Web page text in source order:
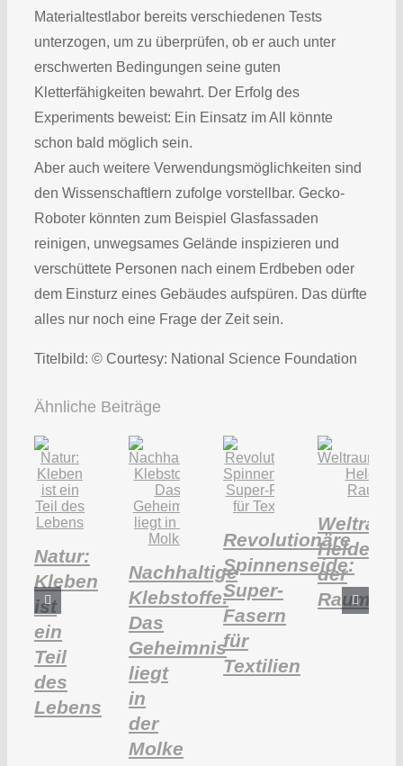
Materialtestlabor bereits verschiedenen Tests
unterzogen, um zu überprüfen, ob er auch unter
erschwerten Bedingungen seine guten
Kletterfähigkeiten bewahrt. Der Erfolg des
Experiments beweist: Ein Einsatz im All könnte
schon bald möglich sein.
Aber auch weitere Verwendungsmöglichkeiten sind
den Wissenschaftlern zufolge vorstellbar. Gecko-
Roboter könnten zum Beispiel Glasfassaden
reinigen, unwegsames Gelände inspizieren und
verschüttete Personen nach einem Erdbeben oder
dem Einsturz eines Gebäudes aufspüren. Das dürfte
alles nur noch eine Frage der Zeit sein.
Titelbild: © Courtesy: National Science Foundation
Ähnliche Beiträge
Natur:
Kleben
ist
ein
Teil
des
Lebens
Nachhaltige
Klebstoffe:
Das
Geheimnis
liegt
in
der
Molke
Revolutionäre
Spinnenseide:
Super-
Fasern
für
Textilien
Helden
der